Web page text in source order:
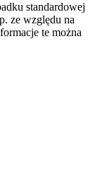
standardowej
ze względu na
te można